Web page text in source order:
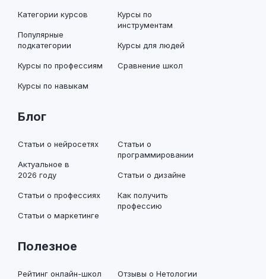
Категории курсов
Популярные
подкатегории
Курсы по профессиям
Курсы по навыкам
Курсы по
инструментам
Курсы для людей
Сравнение школ
Блог
Статьи о нейросетях
Актуальное в
2026 году
Статьи о профессиях
Статьи о маркетинге
Статьи о
программировании
Статьи о дизайне
Как получить
профессию
Полезное
Рейтинг онлайн-школ Отзывы о Нетологии